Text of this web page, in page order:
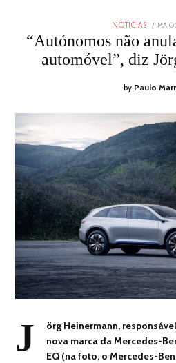
NOTICIAS MAIO
“Autónomos não
automóvel”, diz
by Paulo
J
örg Heinermann,
nova marca da Mercedes-
EQ (na foto, o Mercedes-